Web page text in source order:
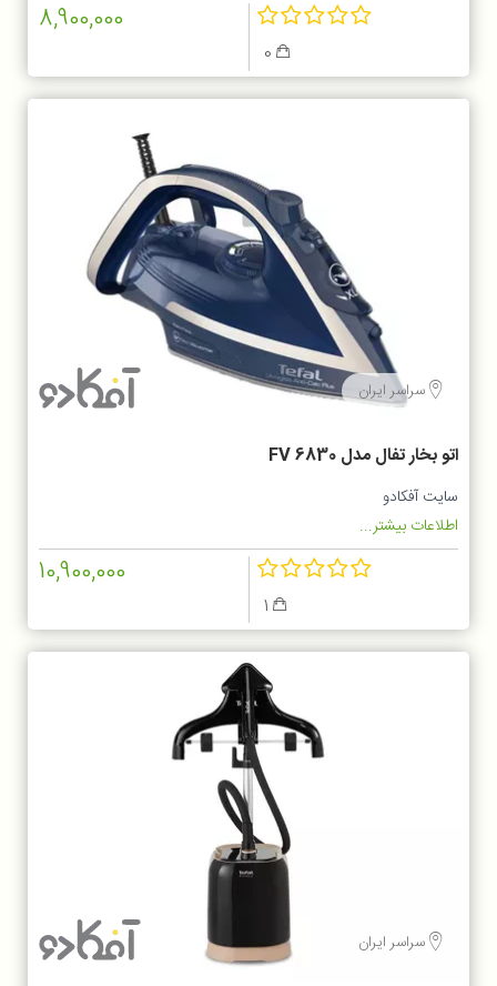
0
8,900,000
سراسر ایران
اتو بخار تفال مدل FV 6830
سایت آفکادو
اطلاعات بیشتر...
1
10,900,000
سراسر ایران